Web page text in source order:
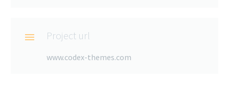
 Project url
www.codex-themes.com